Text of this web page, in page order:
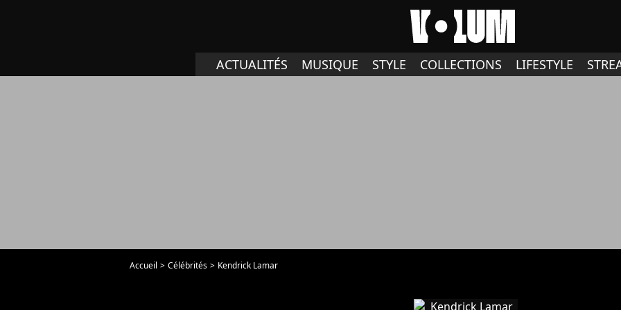
ACTUALITÉS MUSIQUE STYLE COLLECTIONS LIFESTYLE
Accueil Célébrités Kendrick Lamar